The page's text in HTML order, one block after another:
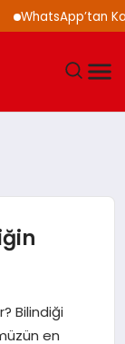
Bilindiği
en